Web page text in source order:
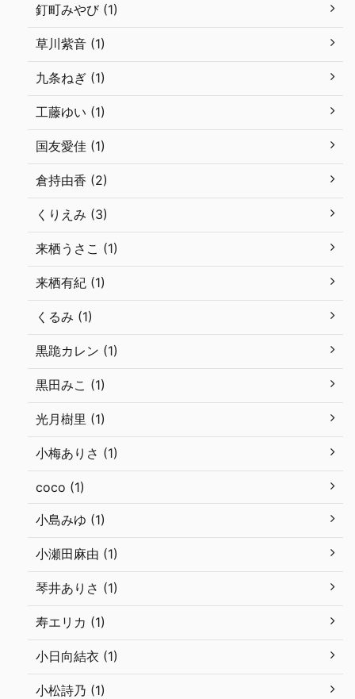
釘町みやび (1)
草川紫音 (1)
九条ねぎ (1)
工藤ゆい (1)
国友愛佳 (1)
倉持由香 (2)
くりえみ (3)
来栖うさこ (1)
来栖有紀 (1)
くるみ (1)
黒跪カレン (1)
黒田みこ (1)
光月樹里 (1)
小梅ありさ (1)
coco (1)
小島みゆ (1)
小瀬田麻由 (1)
琴井ありさ (1)
寿エリカ (1)
小日向結衣 (1)
小松詩乃 (1)